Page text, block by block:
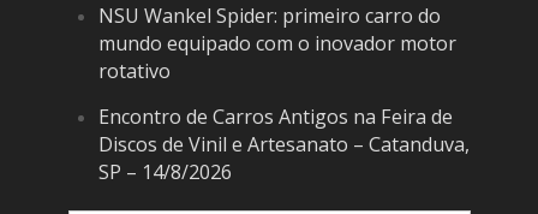
NSU Wankel Spider: primeiro carro do
mundo equipado com o inovador motor
rotativo
Encontro de Carros Antigos na Feira de
Discos de Vinil e Artesanato – Catanduva,
SP – 14/8/2026